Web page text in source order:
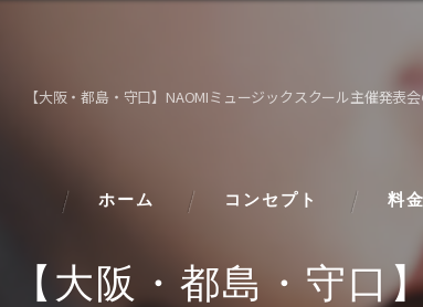
【大阪・都島・守口】NAOMIミュージックスクール主催発表
ホーム コンセプト 料
【大阪・都島・守